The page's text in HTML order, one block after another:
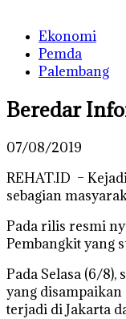
Ekonomi
Pemda
Palembang
Beredar
07/08/2019
REHAT.ID –
sebagian
Pada rilis resmi
Pembangkit yang
Pada Selasa (6/
yang disampaikan
terjadi di Jakarta